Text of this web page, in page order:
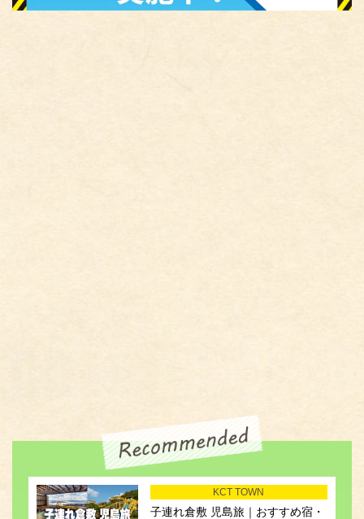
KCT TOWN
子連れ倉敷 児島旅｜おすすめ宿・